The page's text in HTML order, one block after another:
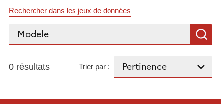
Rechercher dans les jeux de données
Rechercher...
0 résultats Trier par :